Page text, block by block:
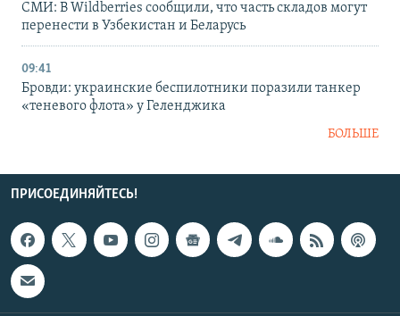
СМИ: В Wildberries сообщили, что часть складов могут
перенести в Узбекистан и Беларусь
09:41
Бровди: украинские беспилотники поразили танкер
«теневого флота» у Геленджика
БОЛЬШЕ
ПРИСОЕДИНЯЙТЕСЬ!